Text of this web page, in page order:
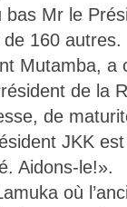
bas Mr le
160 autres.
Mutamba, a
de la
de
JKK
Aidons-le!».
où